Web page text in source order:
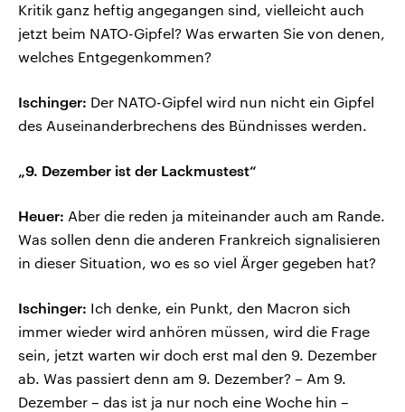
Kritik ganz heftig angegangen sind, vielleicht auch
jetzt beim NATO-Gipfel? Was erwarten Sie von denen,
welches Entgegenkommen?
Ischinger: Der NATO-Gipfel wird nun nicht ein Gipfel
des Auseinanderbrechens des Bündnisses werden.
„9. Dezember ist der Lackmustest“
Heuer: Aber die reden ja miteinander auch am Rande.
Was sollen denn die anderen Frankreich signalisieren
in dieser Situation, wo es so viel Ärger gegeben hat?
Ischinger: Ich denke, ein Punkt, den Macron sich
immer wieder wird anhören müssen, wird die Frage
sein, jetzt warten wir doch erst mal den 9. Dezember
ab. Was passiert denn am 9. Dezember? – Am 9.
Dezember – das ist ja nur noch eine Woche hin –